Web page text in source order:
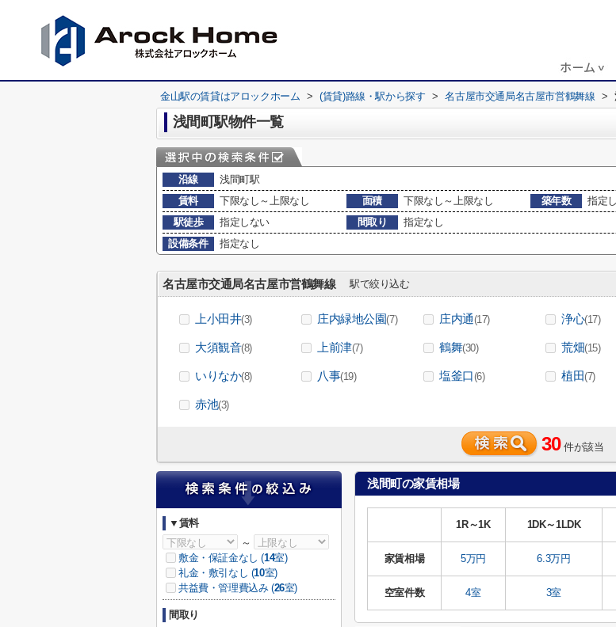
金山駅の賃貸はアロックホーム > (賃貸)路線・駅から探す > 名古屋市交通局名古屋市営鶴舞線 >
浅間町駅物件一覧
沿線
浅間町駅
賃料
下限なし～上限なし 面積 下限なし～上限なし 築年数
指定
駅徒歩
指定しない 間取り
指定なし
設備条件
指定なし
名古屋市交通局名古屋市営鶴舞線 駅で絞り込む
上小田井(3) 庄内緑地公園(7) 庄内通(17) 浄心(17)
大須観音(8) 上前津(7) 鶴舞(30) 荒畑(15)
いりなか(8) 八事(19) 塩釜口(6) 植田(7)
赤池(3)
30 件が該当
浅間町の家賃相場
1R～1K 1DK～1LDK
家賃相場 5万円 6.3万円
空室件数 4室 3室
▼賃料
～
敷金・保証金なし (14室)
礼金・敷引なし (10室)
共益費・管理費込み (26室)
間取り